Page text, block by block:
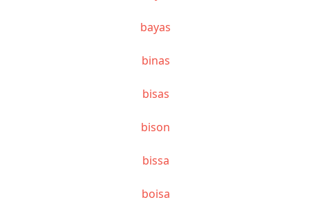
bayas
binas
bisas
bison
bissa
boisa